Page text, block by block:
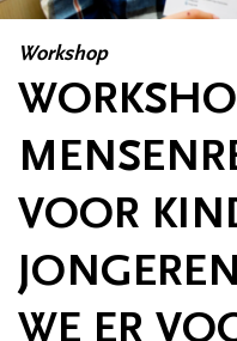
Workshop
VOOR
WE ER